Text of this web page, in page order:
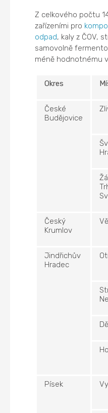
Z celkového počtu
zařízeními pro
odpad, kaly z ČOV,
samovolně
méně hodnotnému
Okres
České
Budějovice
Český
Krumlov
Jindřichův
Hradec
Písek